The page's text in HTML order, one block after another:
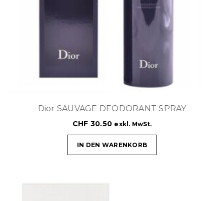
Dior SAUVAGE DEODORANT SPRAY
CHF 30.50 exkl. MwSt.
IN DEN WARENKORB